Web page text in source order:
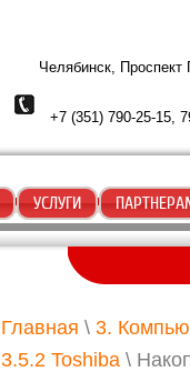
Челябинск,
+7 (351) 790-25-15,
УСЛУГИ
Главная \ 3.
3.5.2 Toshiba \